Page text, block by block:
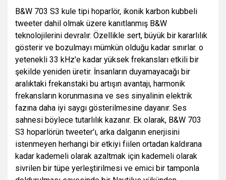
B&W 703 S3 kule tipi hoparlör, ikonik karbon kubbeli
tweeter dahil olmak üzere kanıtlanmış B&W
teknolojilerini devralır. Özellikle sert, büyük bir kararlılık
gösterir ve bozulmayı mümkün olduğu kadar sınırlar. o
yetenekli 33 kHz'e kadar yüksek frekansları etkili bir
şekilde yeniden üretir. İnsanların duyamayacağı bir
aralıktaki frekanstaki bu artışın avantajı, harmonik
frekansların korunmasına ve ses sinyalinin elektrik
fazına daha iyi saygı gösterilmesine dayanır. Ses
sahnesi böylece tutarlılık kazanır. Ek olarak, B&W 703
S3 hoparlörün tweeter'ı, arka dalganın enerjisini
istenmeyen herhangi bir etkiyi fiilen ortadan kaldırana
kadar kademeli olarak azaltmak için kademeli olarak
sivrilen bir tüpe yerleştirilmesi ve emici bir tamponla